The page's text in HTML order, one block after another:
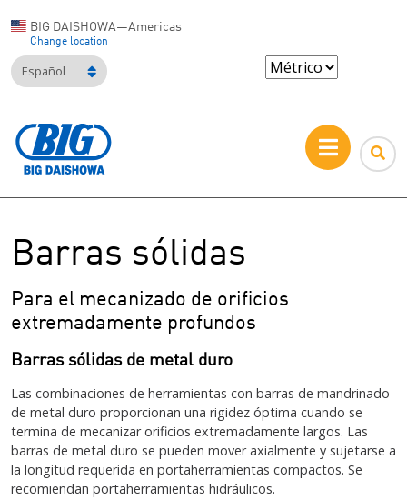
BIG DAISHOWA—Americas
Change location
Español
Barras sólidas
Para el mecanizado de orificios
extremadamente profundos
Barras sólidas de metal duro
Las combinaciones de herramientas con barras de mandrinado
de metal duro proporcionan una rigidez óptima cuando se
termina de mecanizar orificios extremadamente largos. Las
barras de metal duro se pueden mover axialmente y sujetarse a
la longitud requerida en portaherramientas compactos. Se
recomiendan portaherramientas hidráulicos.